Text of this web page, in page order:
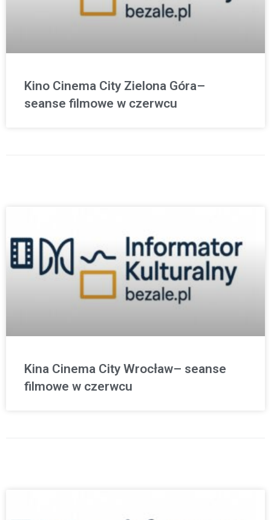
Kino Cinema City Zielona Góra–
seanse filmowe w czerwcu
Kina Cinema City Wrocław– seanse
filmowe w czerwcu